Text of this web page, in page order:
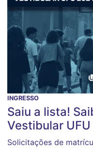
INGRESSO
Saiu a lista!
Vestibular
Solicitações de